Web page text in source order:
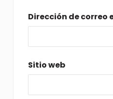
Dirección de correo
Sitio web